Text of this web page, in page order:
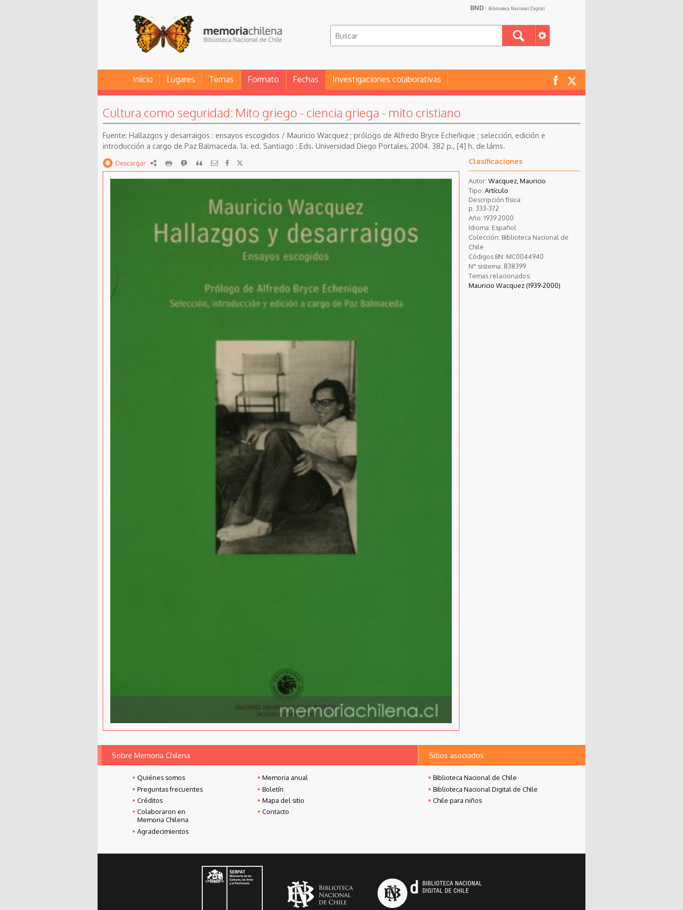
BND Biblioteca Nacional Digital
Inicio Lugares Temas Formato Fechas Investigaciones colaborativas
Cultura como seguridad: Mito griego - ciencia griega - mito cristiano
Hallazgos y desarraigos : ensayos escogidos / Mauricio Wacquez ; prólogo de Alfredo Bryce Echeñique ; selección, edición e
introducción a cargo de Paz Balmaceda. 1a. ed. Santiago : Eds. Universidad Diego Portales, 2004. 382 p., [4] h. de láms.
Descargar RDF imprimirReportarCitar Clasificaciones
Autor: Wacquez, Mauricio
Tipo: Artículo
Descripción física:
p. 333-372
Año: 19392000
Idioma: Español
Colección: Biblioteca Nacional de
Chile
Códigos BN: MC0044940
N° sistema: 838399
Temas relacionados:
Mauricio Wacquez (1939-2000)
Sobre Memoria Chilena
Quiénes somos
Preguntas frecuentes
Créditos
Colaboraron en
Memoria Chilena
Agradecimientos
Memoria anual
Boletín
Mapa del sitio
Contacto
Sitios asociados
Biblioteca Nacional de Chile
Biblioteca Nacional Digital de Chile
Chile para niños